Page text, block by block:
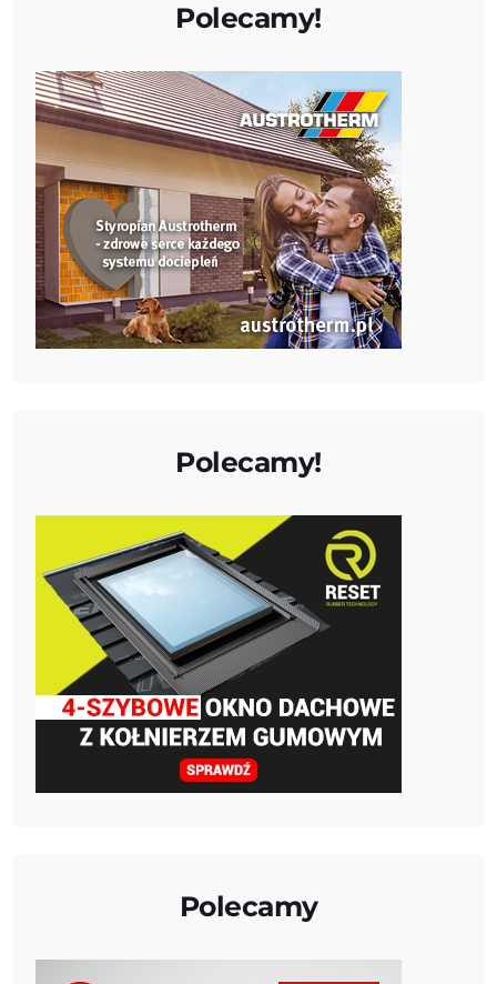
Polecamy!
Polecamy!
Polecamy